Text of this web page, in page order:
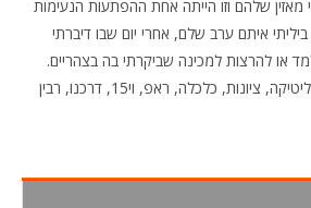
מאזין שלהם וזו הייתה אחת ההפתעות הנעימות
איתם ערב שלם, אחרי יום שבו דיברתי
בללמד או להרצות למכינה שביקרתי בה בצהריים.
השיחה הארוכה עסקה בפוליטיקה, ציונות, כלכלה, ראפ, וי15, דרכנו, רבין